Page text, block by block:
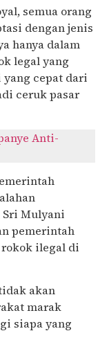
semua orang
dengan jenis
hanya dalam
legal yang
cepat dari
ceruk pasar
Anti-
Sri Mulyani
pemerintah
ilegal di
akan
marak
siapa yang